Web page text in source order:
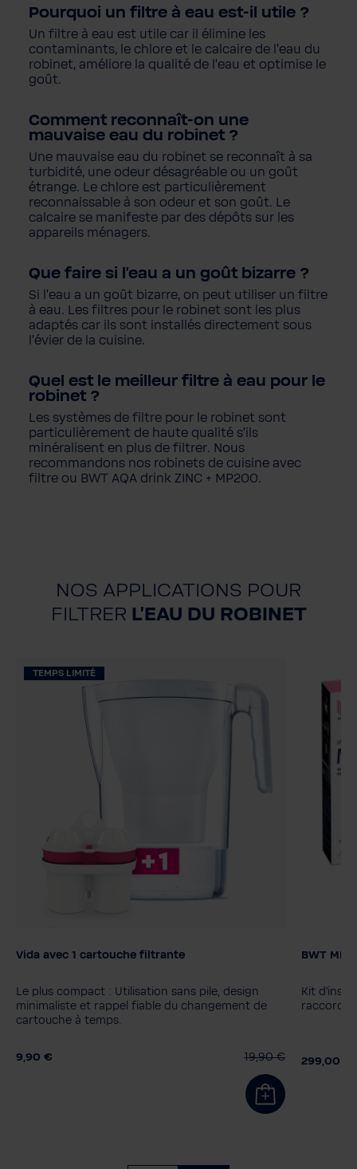
Pourquoi un filtre à eau est-il utile ?
Un filtre à eau est utile car il élimine les
contaminants, le chlore et le calcaire de l'eau du
robinet, améliore la qualité de l'eau et optimise le
goût.
Comment reconnaît-on une
mauvaise eau du robinet ?
Une mauvaise eau du robinet se reconnaît à sa
turbidité, une odeur désagréable ou un goût
étrange. Le chlore est particulièrement
reconnaissable à son odeur et son goût. Le
calcaire se manifeste par des dépôts sur les
appareils ménagers.
Que faire si l'eau a un goût bizarre ?
Si l'eau a un goût bizarre, on peut utiliser un filtre
à eau. Les filtres pour le robinet sont les plus
adaptés car ils sont installés directement sous
l'évier de la cuisine.
Quel est le meilleur filtre à eau pour le
robinet ?
Les systèmes de filtre pour le robinet sont
particulièrement de haute qualité s'ils
minéralisent en plus de filtrer. Nous
recommandons nos robinets de cuisine avec
filtre ou BWT AQA drink ZINC + MP200.
NOS APPLICATIONS POUR
FILTRER L'EAU DU ROBINET
TEMPS LIMITÉ
Couleur
Vida avec 1 cartouche filtrante
Le plus compact : Utilisation sans pile, design
minimaliste et rappel fiable du changement de
cartouche à temps.
9,90 € 19,90 €
Filter
BWT
Kit
299,00 €